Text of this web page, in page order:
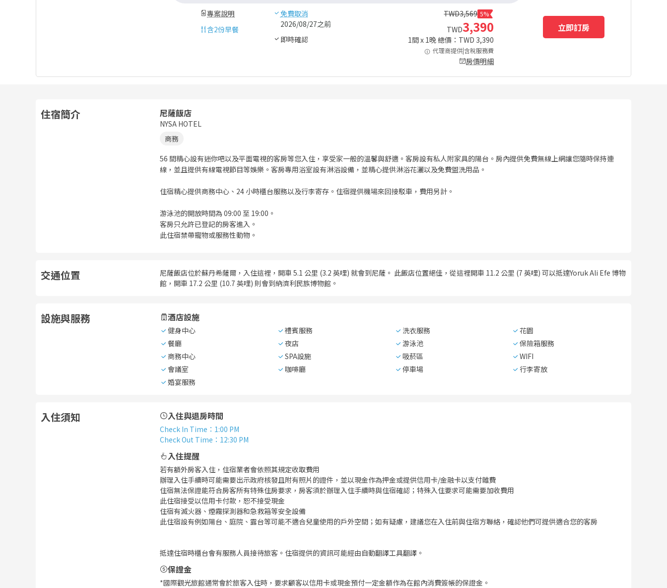
專案說明
含2份早餐
免費取消
2026/08/27之前
即時確認
TWD3,569 5%
TWD3,390
1間 x 1晚 總價：TWD 3,390
代理商提供|含稅服務費
房價明細
立即訂房
住宿簡介 尼薩飯店
NYSA HOTEL
商務
56 間精心設有迷你吧以及平面電視的客房等您入住，享受家一般的溫馨與舒適。客房設有私人附家具的陽台。房內提供免費無線上網讓您隨時保持連
線，並且提供有線電視節目等娛樂。客房專用浴室設有淋浴設備，並精心提供淋浴花灑以及免費盥洗用品。
住宿精心提供商務中心、24 小時櫃台服務以及行李寄存。住宿提供機場來回接駁車，費用另計。
游泳池的開放時間為 09:00 至 19:00。
客房只允許已登記的房客進入。
此住宿禁帶寵物或服務性動物。
交通位置
尼薩飯店位於蘇丹希薩爾，入住這裡，開車 5.1 公里 (3.2 英哩) 就會到尼薩。 此飯店位置絕佳，從這裡開車 11.2 公里 (7 英哩) 可以抵達Yoruk Ali Efe 博物
館，開車 17.2 公里 (10.7 英哩) 則會到納濟利民族博物館。
設施與服務 酒店設施
健身中心 禮賓服務 洗衣服務
花園
餐廳
夜店 游泳池
保險箱服務
商務中心
SPA設施 吸菸區
WIFI
會議室
咖啡廳 停車場
行李寄放
婚宴服務
入住須知 入住與退房時間
Check In Time ： 1:00 PM
Check Out Time ： 12:30 PM
入住提醒
若有額外房客入住，住宿業者會依照其規定收取費用
辦理入住手續時可能需要出示政府核發且附有照片的證件，並以現金作為押金或提供信用卡/金融卡以支付雜費
住宿無法保證能符合房客所有特殊住房要求，房客須於辦理入住手續時與住宿確認；特殊入住要求可能需要加收費用
此住宿接受以信用卡付款，恕不接受現金
住宿有滅火器、煙霧探測器和急救箱等安全設備
此住宿設有例如陽台、庭院、露台等可能不適合兒童使用的戶外空間；如有疑慮，建議您在入住前與住宿方聯絡，確認他們可提供適合您的客房
抵達住宿時櫃台會有服務人員接待旅客。住宿提供的資訊可能經由自動翻譯工具翻譯。
保證金
*國際觀光旅館通常會於旅客入住時，要求顧客以信用卡或現金預付一定金額作為在館內消費簽帳的保證金。